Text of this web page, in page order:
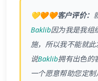
💛🧡🧡客户评价：
Baklib因为我是我组
施，所以我不能就
说Baklib拥有出色的
一个愿意帮助您定